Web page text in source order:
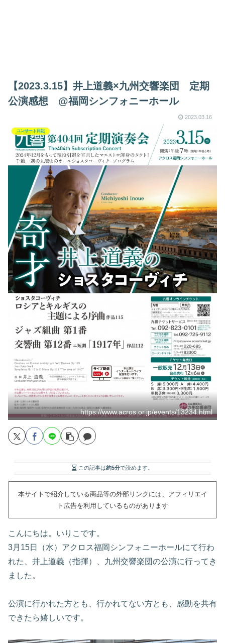
【2023.3.15】井上道義×九州交響楽団 定期
公演感想 @福岡シンフォニーホール
2023.03.16
コンサート日記
https://www.acros.or.jp/events/13234.html
この記事は約5分で読めます。
本サイトで紹介している商品等の外部リンクには、アフィリエイ
ト広告を利用しているものがあります
こんにちは。いりこです。
3月15日（水）アクロス福岡シンフォニーホールにて行わ
れた、井上道義（指揮）、九州交響楽団の公演に行ってき
ました。
公演に行かれた方とも、行かれてない方とも、感動を共有
できたら嬉しいです。